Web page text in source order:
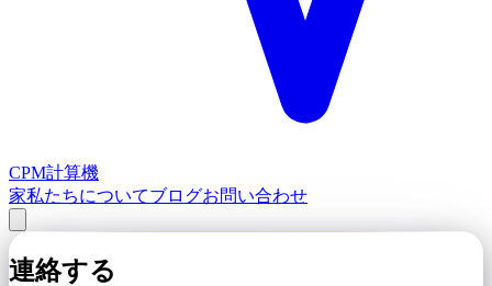
CPM計算機
家私たちについてブログお問い合わせ
連絡する